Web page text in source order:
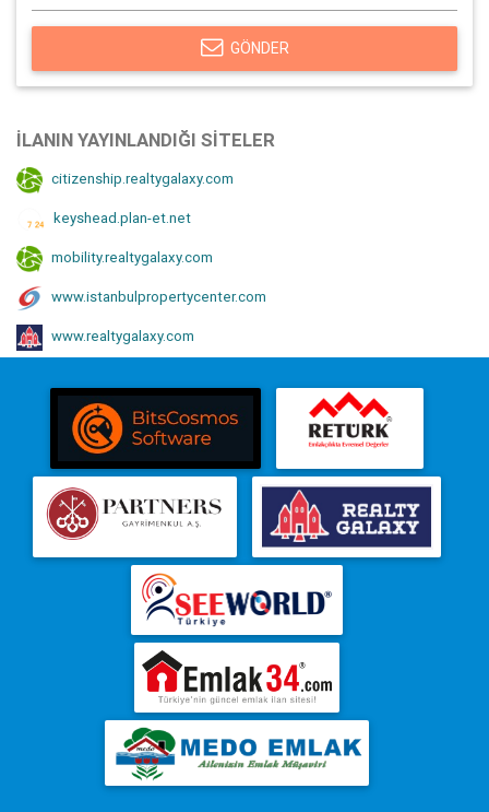
GÖNDER
İLANIN YAYINLANDIĞI SITELER
citizenship.realtygalaxy.com
keyshead.plan-et.net
mobility.realtygalaxy.com
www.istanbulpropertycenter.com
www.realtygalaxy.com